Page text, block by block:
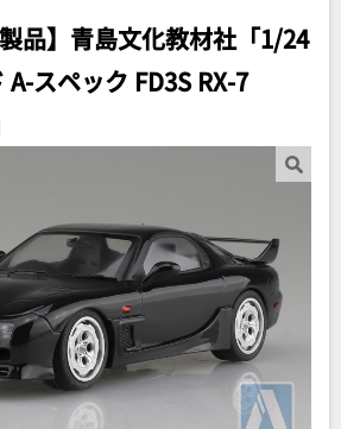
製品】青島文化教材社「1/24
スペック FD3S RX-7